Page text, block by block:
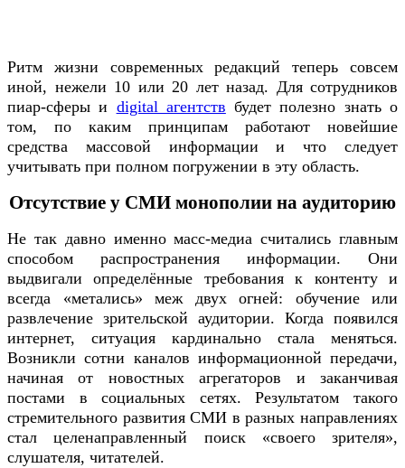
Ритм жизни современных редакций теперь совсем
иной, нежели 10 или 20 лет назад. Для сотрудников
пиар-сферы и digital агентств будет полезно знать о
том, по каким принципам работают новейшие
средства массовой информации и что следует
учитывать при полном погружении в эту область.
Отсутствие у СМИ монополии на аудиторию
Не так давно именно масс-медиа считались главным
способом распространения информации. Они
выдвигали определённые требования к контенту и
всегда «метались» меж двух огней: обучение или
развлечение зрительской аудитории. Когда появился
интернет, ситуация кардинально стала меняться.
Возникли сотни каналов информационной передачи,
начиная от новостных агрегаторов и заканчивая
постами в социальных сетях. Результатом такого
стремительного развития СМИ в разных направлениях
стал целенаправленный поиск «своего зрителя»,
слушателя, читателей.